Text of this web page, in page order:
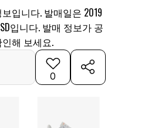
입니다. 발매일은 2019
입니다. 발매 정보가 공
해 보세요.
0